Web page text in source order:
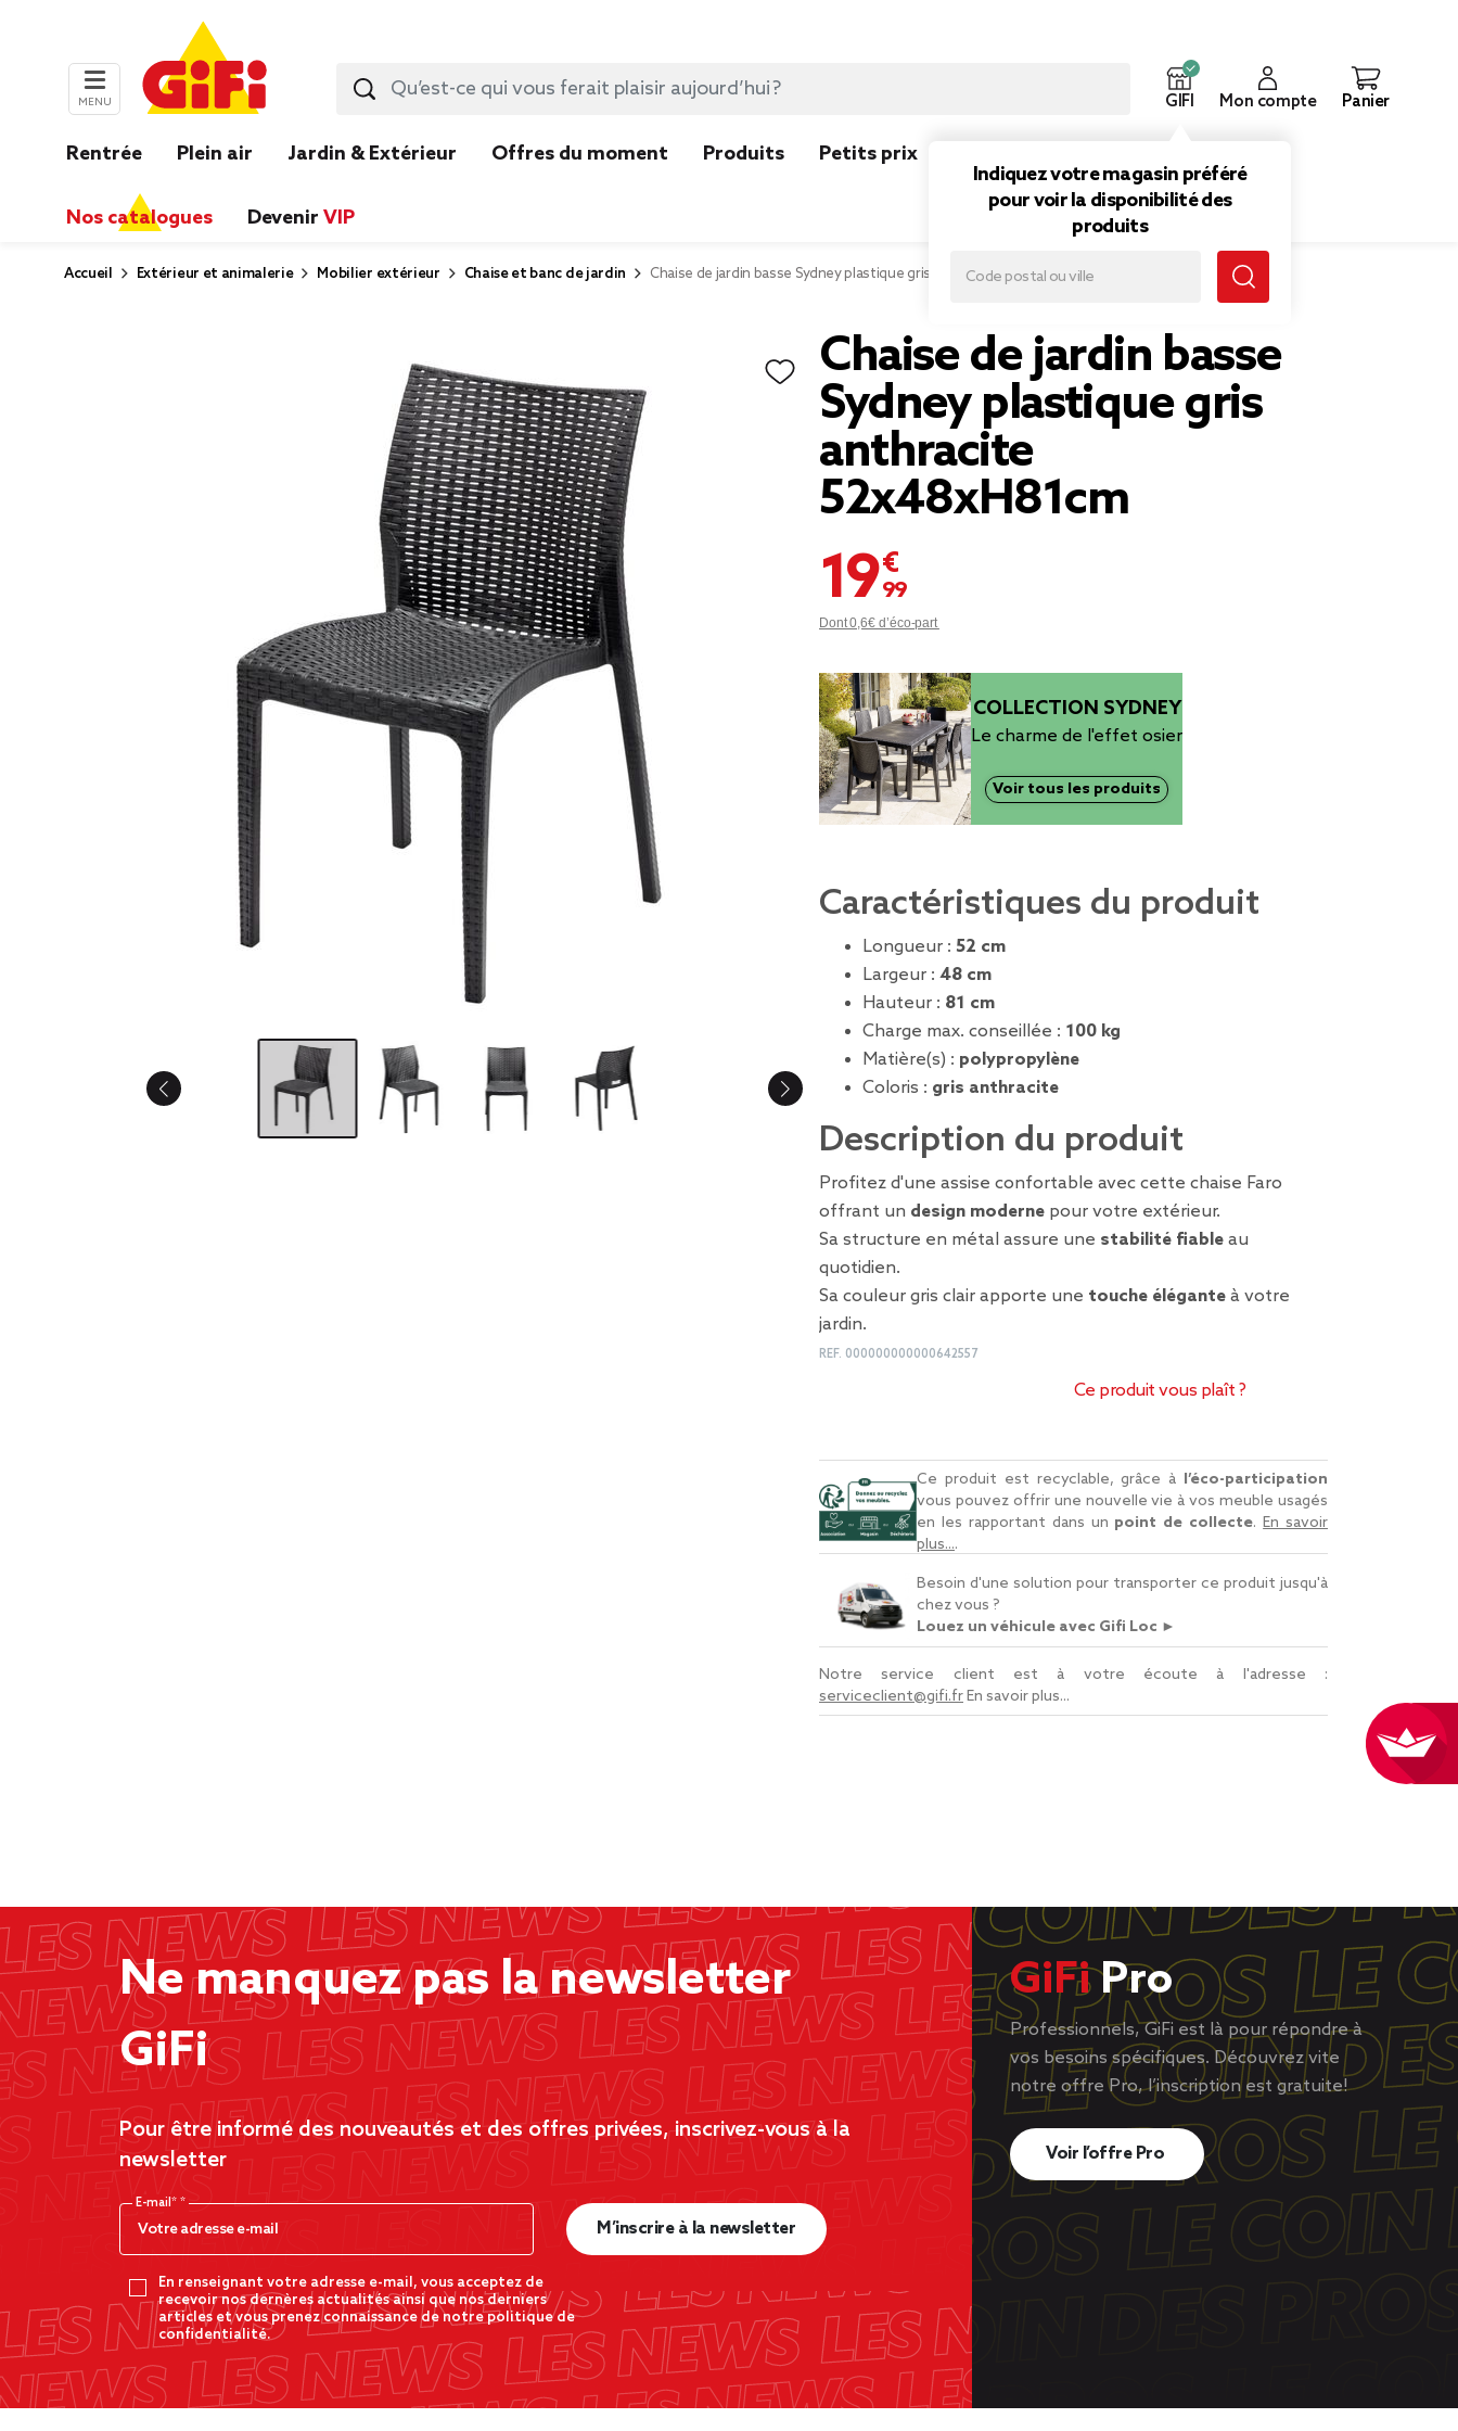
MENU GIFI
Indiquez votre magasin préféré
pour voir la disponibilité des
produits
Mon compte Panier
Rentrée Plein air Jardin & Extérieur Offres du moment Produits Petits prix
Nos catalogues Devenir VIP
Accueil Extérieur et animalerie Mobilier extérieur Chaise et banc de jardin Chaise de jardin basse Sydney plastique gris anthracite 52x48xH81cm
Chaise de jardin basse
Sydney plastique gris
anthracite
52x48xH81cm
19,99 €
Dont 0,6€ d’éco-part
COLLECTION SYDNEY
Le charme de l'effet osier
Voir tous les produits
Caractéristiques du produit
Longueur : 52 cm
Largeur : 48 cm
Hauteur : 81 cm
Charge max. conseillée : 100 kg
Matière(s) : polypropylène
Coloris : gris anthracite
Description du produit
Profitez d'une assise confortable avec cette chaise Faro
offrant un design moderne pour votre extérieur.
Sa structure en métal assure une stabilité fiable au
quotidien.
Sa couleur gris clair apporte une touche élégante à votre
jardin.
REF. 000000000000642557
Ce produit vous plaît ?
Ce produit est recyclable, grâce à l’éco-participation
vous pouvez offrir une nouvelle vie à vos meuble usagés
en les rapportant dans un point de collecte.En savoir
plus....
Besoin d'une solution pour transporter ce produit jusqu'à
chez vous ?
Louez un véhicule avec Gifi Loc ►
Notre service client est à votre écoute à l'adresse :
serviceclient@gifi.frEn savoir plus...
Ne manquez pas la newsletter
GiFi
Pour être informé des nouveautés et des offres privées, inscrivez-vous à la
newsletter
E-mail*
En renseignant votre adresse e-mail, vous acceptez de
recevoir nos dernères actualités ainsi que nos derniers
articles et vous prenez connaissance de notre politique de
confidentialité.
M’inscrire à la newsletter
GiFiPro
Professionnels, GiFi est là pour répondre à
vos besoins spécifiques. Découvrez vite
notre offre Pro, l’inscription est gratuite!
Voir l’offre Pro